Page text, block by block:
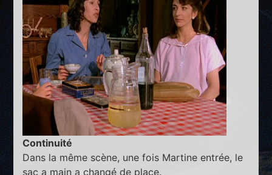
Continuité
Dans la même scène, une fois Martine entrée, le
sac a main a changé de place.